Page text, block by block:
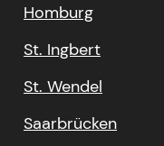
Homburg
St. Ingbert
St. Wendel
Saarbrücken